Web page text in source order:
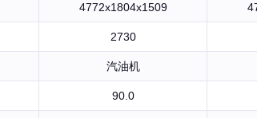
4772x1804x1509
2730
汽油机
90.0